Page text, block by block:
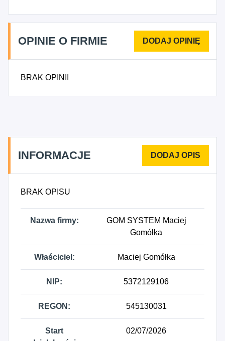
konstrukcji metalowych i ich części, 2562Z -
Obróbka mechaniczna elementów metalowych,
2640Z - Produkcja elektronicznego sprzętu
elektrycznego sprzętu oświetleniowego, 3311Z -
przemysłowych, sprzętu i wyposażenia, 4311Z -
Rozbiórka i burzenie obiektów budowlanych,
- Wykonywanie instalacji elektrycznych, 4332Z -
ścian, 4399Z - Pozostałe specjalistyczne roboty
budowlane, gdzie indziej niesklasyfikowane, 4752Z
- Sprzedaż detaliczna drobnych wyrobów
metalowych, farb i szkła prowadzona w
wyspecjalizowanych sklepach, 4754Z - Sprzedaż
detaliczna elektrycznego sprzętu gospodarstwa
domowego prowadzona w wyspecjalizowanych
sklepach, 4939Z - Pozostały transport lądowy
pasażerski, gdzie indziej niesklasyfikowany, 4941Z
- Transport drogowy towarów, 5224C - Przeładunek
towarów w pozostałych punktach
OPINIE O FIRMIE
BRAK OPINII
INFORMACJE
BRAK OPISU
Nazwa firmy:
GOM SYSTEM Maciej
Gomółka
Właściciel: Maciej Gomółka
NIP: 5372129106
REGON: 545130031
Start
02/07/2026